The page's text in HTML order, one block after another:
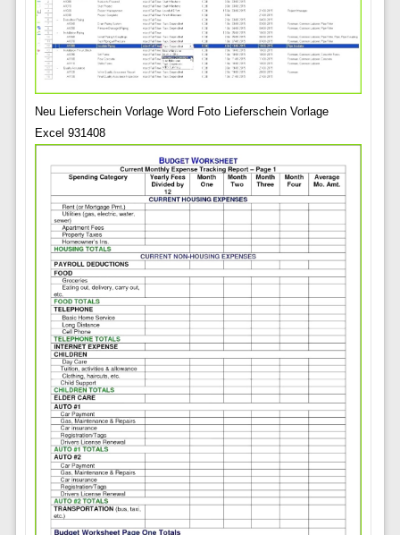
Neu Lieferschein Vorlage Word Foto Lieferschein Vorlage
Excel 931408